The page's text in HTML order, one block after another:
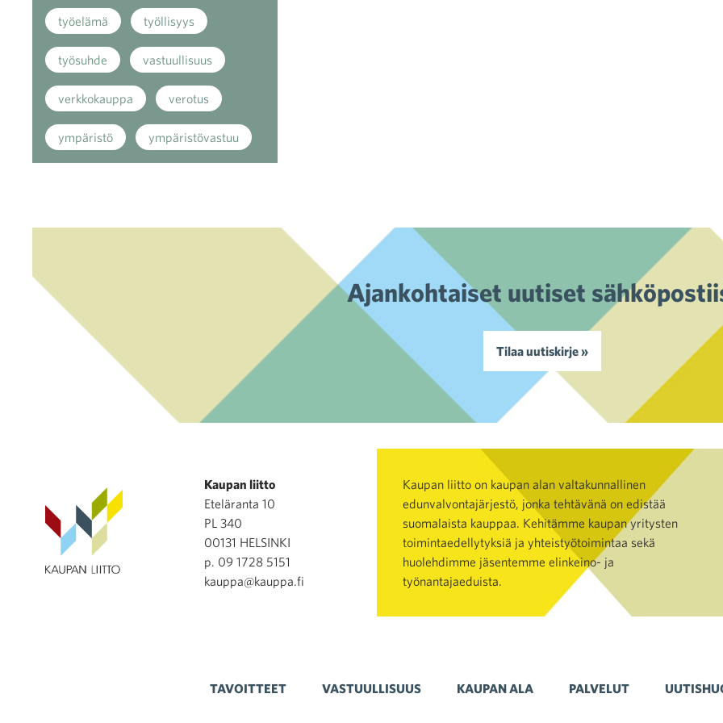
työelämä työllisyys
työsuhde vastuullisuus
verkkokauppa verotus
ympäristö ympäristövastuu
Ajankohtaiset uutiset
Tilaa uutiskirje »
Kaupan liitto
Eteläranta 10
PL 340
00131 HELSINKI
p. 09 1728 5151
kauppa@kauppa.fi
Kaupan liitto on kaupan alan valtakunnallinen
edunvalvontajärjestö, jonka tehtävänä on edistää
suomalaista kauppaa. Kehitämme kaupan yritysten
toimintaedellytyksiä ja yhteistyötoimintaa sekä
huolehdimme jäsentemme elinkeino- ja
työnantajaeduista.
TAVOITTEET VASTUULLISUUS KAUPAN ALA PALVELUT